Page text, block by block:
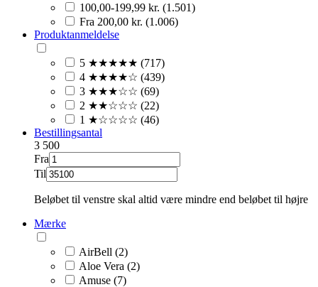
100,00-199,99 kr. (1.501)
Fra 200,00 kr. (1.006)
Produktanmeldelse
5 ★★★★★ (717)
4 ★★★★☆ (439)
3 ★★★☆☆ (69)
2 ★★☆☆☆ (22)
1 ★☆☆☆☆ (46)
Bestillingsantal
3 500
Fra
Til
Beløbet til venstre skal altid være mindre end beløbet til højre
Mærke
AirBell (2)
Aloe Vera (2)
Amuse (7)